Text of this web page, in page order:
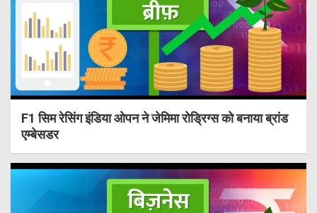
F1 सिम रेसिंग इंडिया ओपन ने जेमिमा रोड्रिग्स को बनाया ब्रांड
एम्बेसडर